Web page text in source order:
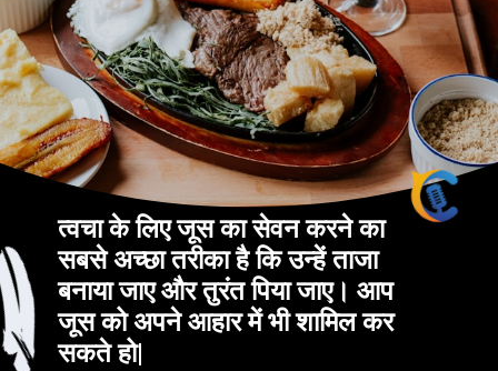
त्वचा के लिए जूस का सेवन करने का
सबसे अच्छा तरीका है कि उन्हें ताजा
बनाया जाए और तुरंत पिया जाए। आप
जूस को अपने आहार में भी शामिल कर
सकते हो|